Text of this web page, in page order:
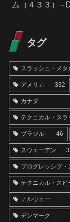
ム（４３３） -
タグ
スラッシュ・メタ
アメリカ 332
カナダ
テクニカル・ス
ブラジル 46
スウェーデン
プログレッシブ
テクニカル・スピ
ノルウェー
デンマーク